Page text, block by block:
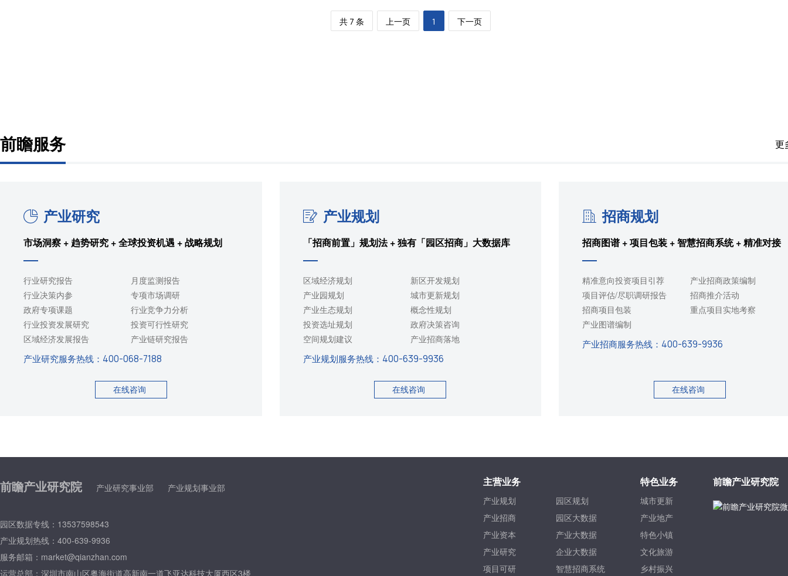
共 7 条 上一页 1 下一页
前瞻服务 更
产业研究
市场洞察 + 趋势研究 + 全球投资机遇 + 战略规划
行业研究报告
月度监测报告
行业决策内参
专项市场调研
政府专项课题
行业竞争力分析
行业投资发展研究
投资可行性研究
区域经济发展报告
产业链研究报告
产业研究服务热线： 400-068-7188
在线咨询
产业规划
「招商前置」规划法 + 独有「园区招商」大数据库
区域经济规划
新区开发规划
产业园规划
城市更新规划
产业生态规划
概念性规划
投资选址规划
政府决策咨询
空间规划建议
产业招商落地
产业规划服务热线： 400-639-9936
在线咨询
招商规划
招商图谱 + 项目包装 + 智慧招商系统 + 精准对接
精准意向投资项目引荐
产业招商政策编制
项目评估/尽职调研报告
招商推介活动
招商项目包装
重点项目实地考察
产业图谱编制
产业招商服务热线： 400-639-9936
在线咨询
前瞻产业研究院 产业研究事业部 产业规划事业部
园区数据专线：13537598543
产业规划热线：400-639-9936
服务邮箱：market@qianzhan.com
运营总部： 深圳市南山区粤海街道高新南一道飞亚达科技大厦西区3楼
主营业务
产业规划
产业招商
产业资本
产业研究
项目可研
园区规划
园区大数据
产业大数据
企业大数据
智慧招商系统
特色业务
城市更新
产业地产
特色小镇
文化旅游
乡村振兴
前瞻产业研究院